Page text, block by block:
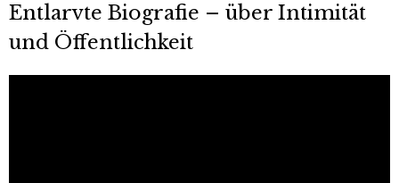
Entlarvte Biografie – über Intimität
und Öffentlichkeit